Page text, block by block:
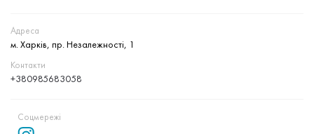
Адреса
м. Харків, пр. Незалежності, 1
Контакти
+380985683058
Соцмережі